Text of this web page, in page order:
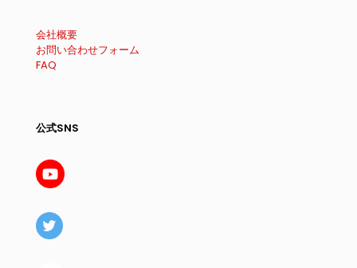
会社概要
お問い合わせフォーム
FAQ
公式SNS